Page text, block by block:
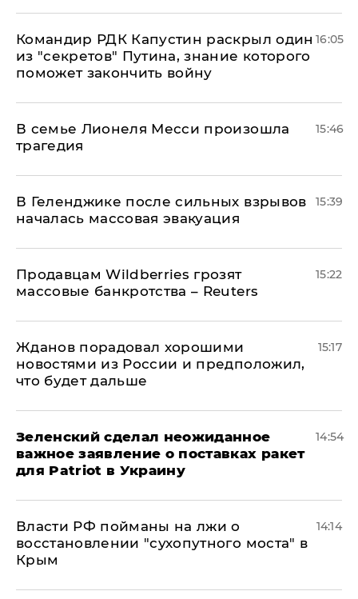
Командир РДК Капустин раскрыл один
из "секретов" Путина, знание которого
поможет закончить войну
16:05
В семье Лионеля Месси произошла
трагедия
15:46
В Геленджике после сильных взрывов
началась массовая эвакуация
15:39
Продавцам Wildberries грозят
массовые банкротства – Reuters
15:22
Жданов порадовал хорошими
новостями из России и предположил,
что будет дальше
15:17
Зеленский сделал неожиданное
важное заявление о поставках ракет
для Patriot в Украину
14:54
Власти РФ пойманы на лжи о
восстановлении "сухопутного моста" в
Крым
14:14